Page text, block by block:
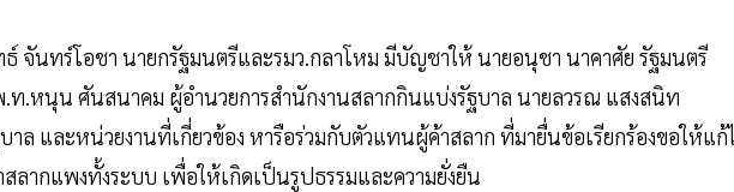
จันทร์โอชา นายกรัฐมนตรีและรมว.กลาโหม มีบัญชาให้ นายอนุชา นาคาศัย รัฐมนตรี
.หนุน ศันสนาคม ผู้อำนวยการสำนักงานสลากกินแบ่งรัฐบาล นายลวรณ แสงสนิท
ล และหน่วยงานที่เกี่ยวข้อง หารือร่วมกับตัวแทนผู้ค้าสลาก ที่มายื่นข้อเรียกร้องขอให้แก้
ากแพงทั้งระบบ เพื่อให้เกิดเป็นรูปธรรมและความยั่งยืน